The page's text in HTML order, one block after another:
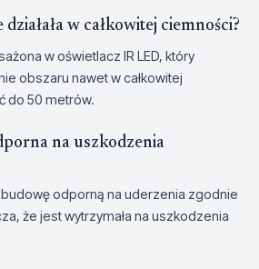
w całkowitej ciemności?
w oświetlacz IR LED, który
obszaru nawet w całkowitej
do 50 metrów.
na uszkodzenia
odporną na uderzenia zgodnie
że jest wytrzymała na uszkodzenia